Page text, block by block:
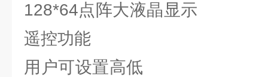
128*64点阵大液
遥控功能
用户可设置高